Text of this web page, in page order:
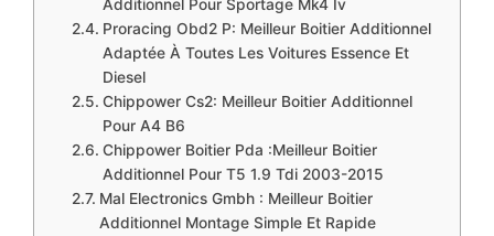
Additionnel Pour Sportage Mk4 Iv
Proracing Obd2 P: Meilleur Boitier Additionnel
Adaptée À Toutes Les Voitures Essence Et
Diesel
Chippower Cs2: Meilleur Boitier Additionnel
Pour A4 B6
Chippower Boitier Pda :Meilleur Boitier
Additionnel Pour T5 1.9 Tdi 2003-2015
Mal Electronics Gmbh : Meilleur Boitier
Additionnel Montage Simple Et Rapide